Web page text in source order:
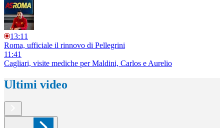
13:11
Roma, ufficiale il rinnovo di Pellegrini
11:41
Cagliari, visite mediche per Maldini, Carlos e Aurelio
Ultimi video